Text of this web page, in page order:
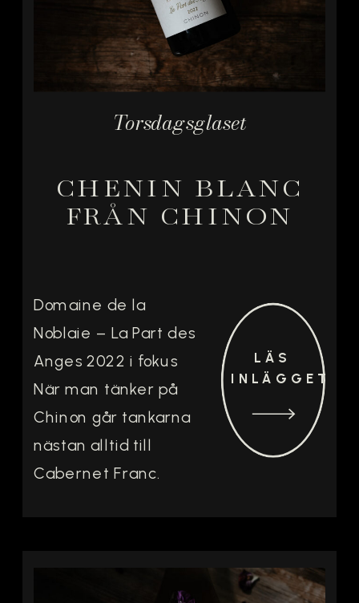
Torsdagsglaset
Domaine de la
Noblaie – La Part des
Anges 2022 i fokus
När man tänker på
Chinon går tankarna
nästan alltid till
Cabernet Franc.
vita guldkorn och La
CHENIN BLANC
FRÅN CHINON
LÄS
INLÄGGET